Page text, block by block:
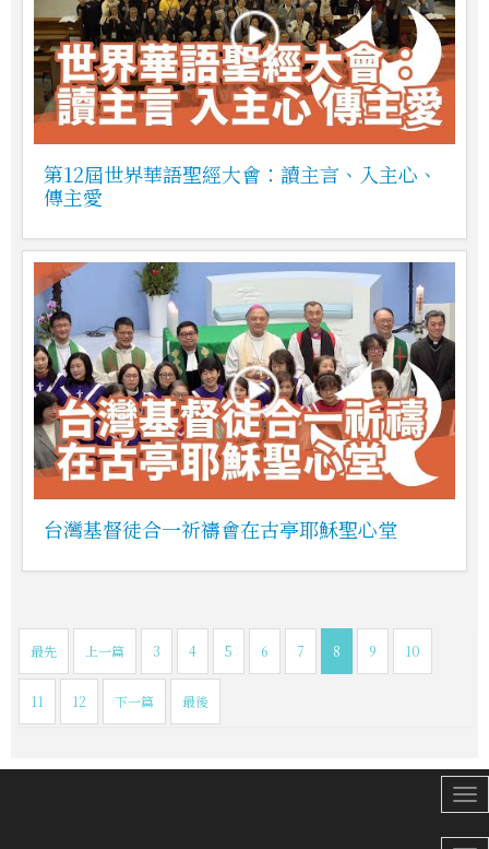
第12屆世界華語聖經大會：讀主言、入主心、
傳主愛
台灣基督徒合一祈禱會在古亭耶穌聖心堂
最先 上一篇 3 4 5 6 7 8 9 10
11 12 下一篇 最後